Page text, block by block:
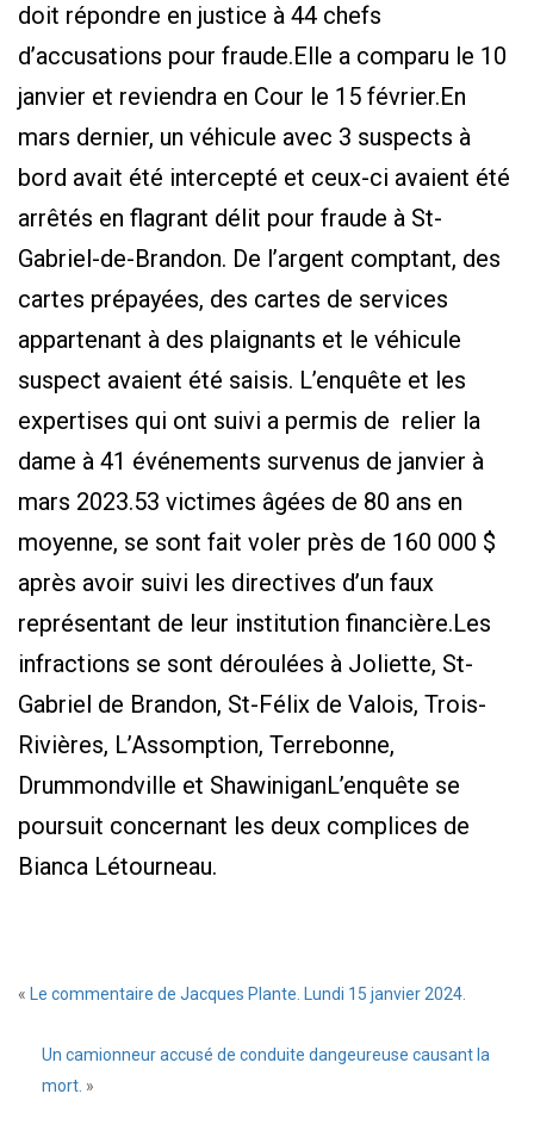
doit répondre en justice à 44 chefs
d’accusations pour fraude.Elle a comparu le 10
janvier et reviendra en Cour le 15 février.En
mars dernier, un véhicule avec 3 suspects à
bord avait été intercepté et ceux-ci avaient été
arrêtés en flagrant délit pour fraude à St-
Gabriel-de-Brandon. De l’argent comptant, des
cartes prépayées, des cartes de services
appartenant à des plaignants et le véhicule
suspect avaient été saisis. L’enquête et les
expertises qui ont suivi a permis de relier la
dame à 41 événements survenus de janvier à
mars 2023.53 victimes âgées de 80 ans en
moyenne, se sont fait voler près de 160 000 $
après avoir suivi les directives d’un faux
représentant de leur institution financière.Les
infractions se sont déroulées à Joliette, St-
Gabriel de Brandon, St-Félix de Valois, Trois-
Rivières, L’Assomption, Terrebonne,
Drummondville et ShawiniganL’enquête se
poursuit concernant les deux complices de
Bianca Létourneau.
« Le commentaire de Jacques Plante. Lundi 15 janvier 2024.
Un camionneur accusé de conduite dangeureuse causant la
mort. »